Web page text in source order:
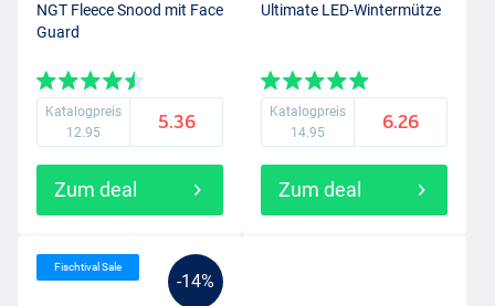
NGT Fleece Snood mit Face
Guard
Katalogpreis
12.95
5.36
Zum deal
Ultimate LED-Wintermütze
Katalogpreis
14.95
6.26
Zum deal
-14%
Fischtival Sale